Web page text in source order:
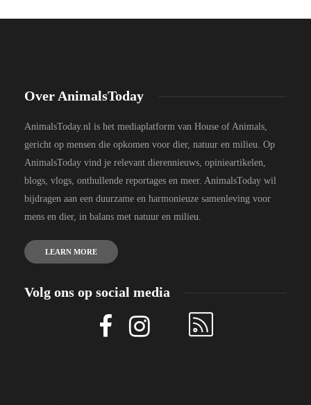
Over AnimalsToday
AnimalsToday.nl is het mediaplatform van House of Animals,
gericht op mensen die opkomen voor dier, natuur en milieu. Op
AnimalsToday vind je relevant dierennieuws, opinieartikelen,
blogs, vlogs, onthullende reportages en meer. AnimalsToday wil
bijdragen aan een duurzame en harmonieuze samenleving voor
mens en dier, in balans met natuur en milieu.
LEARN MORE
Volg ons op social media